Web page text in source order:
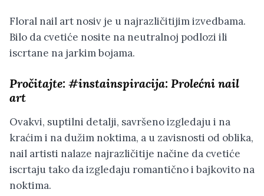
Floral nail art nosiv je u najrazličitijim izvedbama.
Bilo da cvetiće nosite na neutralnoj podlozi ili
iscrtane na jarkim bojama.
Pročitajte: #instainspiracija: Prolećni nail
art
Ovakvi, suptilni detalji, savršeno izgledaju i na
kraćim i na dužim noktima, a u zavisnosti od oblika,
nail artisti nalaze najrazličitije načine da cvetiće
iscrtaju tako da izgledaju romantično i bajkovito na
noktima.